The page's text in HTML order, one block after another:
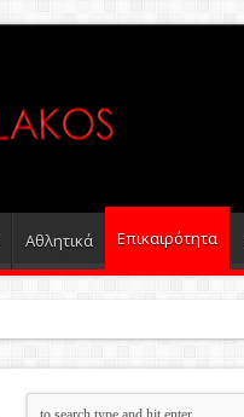
Αθλητικά Επικαιρότητα